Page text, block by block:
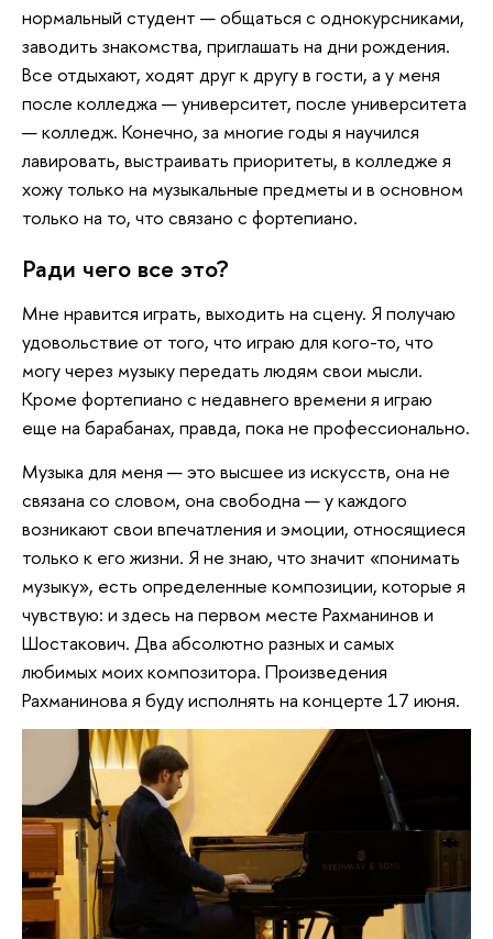
нормальный студент — общаться с однокурсниками,
заводить знакомства, приглашать на дни рождения.
Все отдыхают, ходят друг к другу в гости, а у меня
после колледжа — университет, после университета
— колледж. Конечно, за многие годы я научился
лавировать, выстраивать приоритеты, в колледже я
хожу только на музыкальные предметы и в основном
только на то, что связано с фортепиано.
Ради чего все это?
Мне нравится играть, выходить на сцену. Я получаю
удовольствие от того, что играю для кого-то, что
могу через музыку передать людям свои мысли.
Кроме фортепиано с недавнего времени я играю
еще на барабанах, правда, пока не профессионально.
Музыка для меня — это высшее из искусств, она не
связана со словом, она свободна — у каждого
возникают свои впечатления и эмоции, относящиеся
только к его жизни. Я не знаю, что значит «понимать
музыку», есть определенные композиции, которые я
чувствую: и здесь на первом месте Рахманинов и
Шостакович. Два абсолютно разных и самых
любимых моих композитора. Произведения
Рахманинова я буду исполнять на концерте 17 июня.